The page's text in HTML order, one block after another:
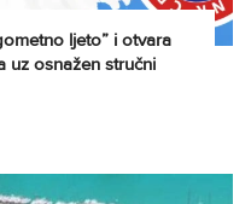
ljeto” i otvara
uz osnažen stručni